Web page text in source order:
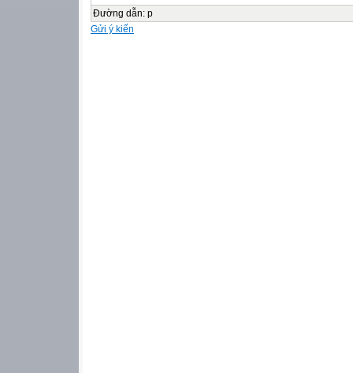
Đường dẫn: p
Gửi ý kiến